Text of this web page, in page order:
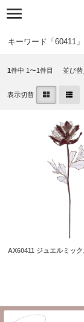
キーワード「60411
1件中 1〜1件目 並び替
表示切替
AX60411 ジュエルミッ